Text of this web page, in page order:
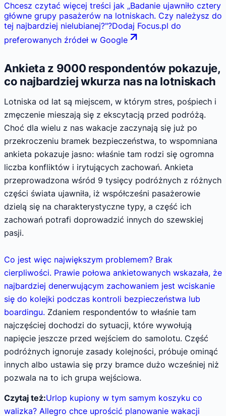
Chcesz czytać więcej treści jak „Badanie ujawniło cztery
główne grupy pasażerów na lotniskach. Czy należysz do
tej najbardziej nielubianej?"?Dodaj Focus.pl do
preferowanych źródeł w Google
Ankieta z 9000 respondentów pokazuje,
co najbardziej wkurza nas na lotniskach
Lotniska od lat są miejscem, w którym stres, pośpiech i
zmęczenie mieszają się z ekscytacją przed podróżą.
Choć dla wielu z nas wakacje zaczynają się już po
przekroczeniu bramek bezpieczeństwa, to wspomniana
ankieta pokazuje jasno: właśnie tam rodzi się ogromna
liczba konfliktów i irytujących zachowań. Ankieta
przeprowadzona wśród 9 tysięcy podróżnych z różnych
części świata ujawniła, iż współcześni pasażerowie
dzielą się na charakterystyczne typy, a część ich
zachowań potrafi doprowadzić innych do szewskiej
pasji.
Co jest więc największym problemem? Brak
cierpliwości. Prawie połowa ankietowanych wskazała, że
najbardziej denerwującym zachowaniem jest wciskanie
się do kolejki podczas kontroli bezpieczeństwa lub
boardingu. Zdaniem respondentów to właśnie tam
najczęściej dochodzi do sytuacji, które wywołują
napięcie jeszcze przed wejściem do samolotu. Część
podróżnych ignoruje zasady kolejności, próbuje ominąć
innych albo ustawia się przy bramce dużo wcześniej niż
pozwala na to ich grupa wejściowa.
Czytaj też:Urlop kupiony w tym samym koszyku co
walizka? Allegro chce uprościć planowanie wakacji